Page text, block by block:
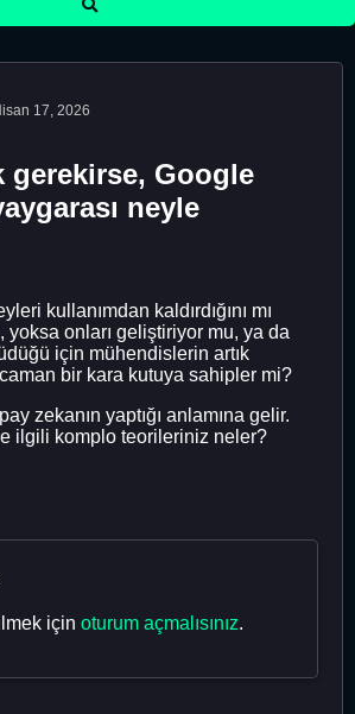
17, 2026
gerekirse, Google
neyle
kullanımdan kaldırdığını mı
yoksa onları geliştiriyor mu, ya da
için mühendislerin artık
bir kara kutuya sahipler mi?
zekanın yaptığı anlamına gelir.
ilgili komplo teorileriniz neler?
için oturum açmalısınız.